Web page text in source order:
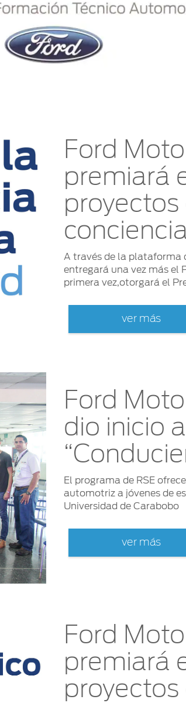
Ford
premiará
proyectos
A través de la plataforma
entregará una vez más el
primera vez,otorgará el
ver más
Ford
dio inicio
El programa de RSE
automotriz a jóvenes de
Universidad de Carabobo
ver más
Ford
premiará
proyectos